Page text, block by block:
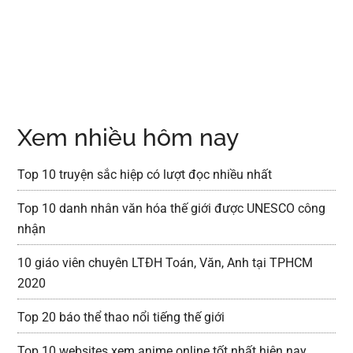
Xem nhiều hôm nay
Top 10 truyện sắc hiệp có lượt đọc nhiều nhất
Top 10 danh nhân văn hóa thế giới được UNESCO công
nhận
10 giáo viên chuyên LTĐH Toán, Văn, Anh tại TPHCM
2020
Top 20 báo thể thao nổi tiếng thế giới